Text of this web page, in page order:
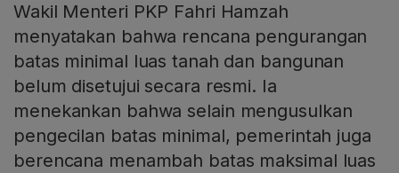
Wakil Menteri PKP Fahri Hamzah
menyatakan bahwa rencana pengurangan
batas minimal luas tanah dan bangunan
belum disetujui secara resmi. Ia
menekankan bahwa selain mengusulkan
pengecilan batas minimal, pemerintah juga
berencana menambah batas maksimal luas